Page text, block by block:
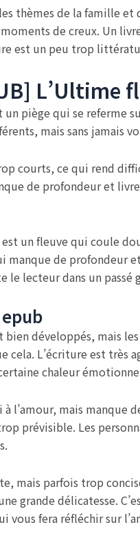
thèmes de la famille et
de creux. Un
est un peu trop
L’Ultime
piège qui se referme
mais sans jamais
courts, ce qui rend
de profondeur et
un fleuve qui coule
manque de profondeur
le lecteur dans un passé
bien développés, mais
cela. L’écriture est très
chaleur
l’amour, mais
prévisible. Les
mais parfois trop
grande délicatesse.
vous fera réfléchir sur